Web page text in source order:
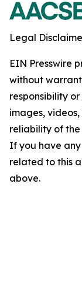
Legal
EIN Presswire
without
responsibility
images,
reliability of
If you have
related to this
above.